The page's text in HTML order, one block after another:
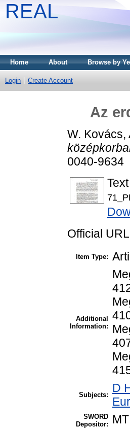
REAL
Home About Browse by
Login Create Account
Az
W. Kovács,
0040-9634
Text
Official
Item Type:
Additional
Information:
Subjects:
D
SWORD
Depositor: